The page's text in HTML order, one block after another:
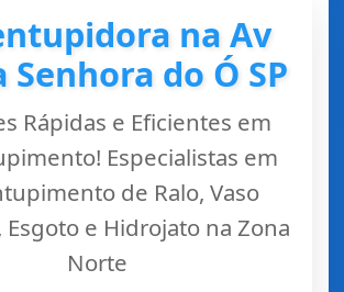
na Av
Senhora do Ó SP
Rápidas e Eficientes em
Especialistas em
de Ralo, Vaso
Esgoto e Hidrojato na Zona
Norte